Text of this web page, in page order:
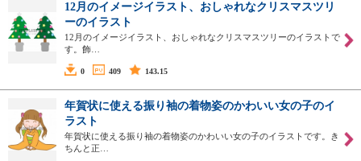
12月のイメージイラスト、おしゃれなクリスマスツリ
ーのイラスト
12月のイメージイラスト、おしゃれなクリスマスツリーのイラストで
す。飾…
0 409 143.15
年賀状に使える振り袖の着物姿のかわいい女の子のイ
ラスト
年賀状に使える振り袖の着物姿のかわいい女の子のイラストです。き
ちんと正…